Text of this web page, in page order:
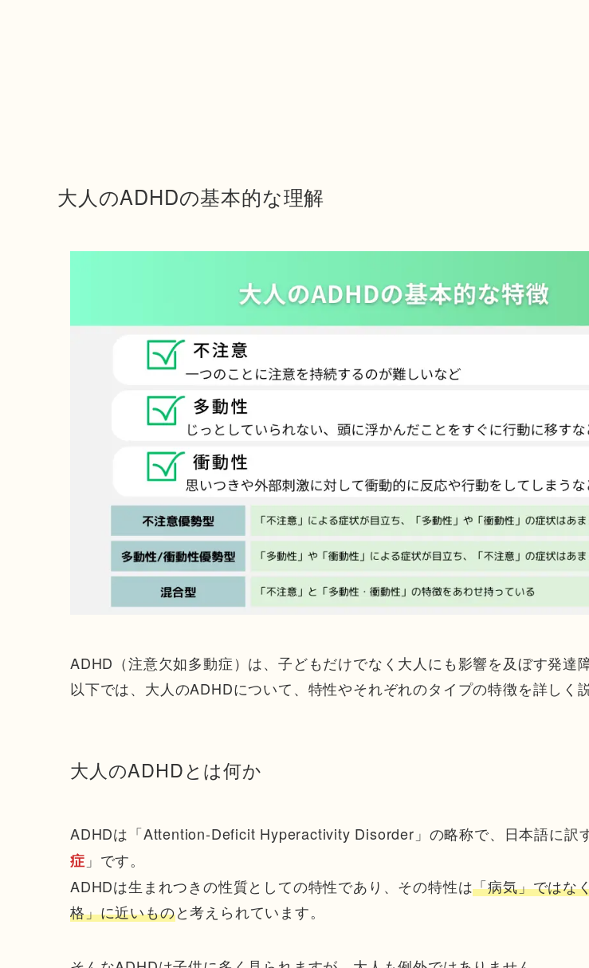
大人のADHDの基本的な理解
ADHD（注意欠如多動症）は、子どもだけでなく大人にも影響を及ぼす発達
以下では、大人のADHDについて、特性やそれぞれのタイプの特徴を詳しく
大人のADHDとは何か
ADHDは「Attention-Deficit Hyperactivity Disorder」の略称で、日本語に訳
症 」です。
ADHDは生まれつきの性質としての特性であり、その特性は「病気」ではな
格」に近いものと考えられています。